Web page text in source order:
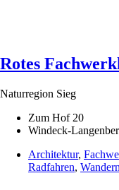
Rotes
Naturregion Sieg
Zum Hof 20
Windeck-
Architektur,
Radfahren, Wandern